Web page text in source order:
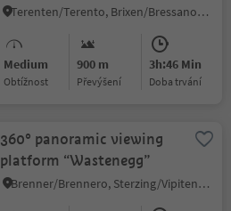
hut
Terenten/Terento, Brixen/Bressanone and environs
Medium
Obtížnost
900 m
Převýšení
3h:46 Min
doba trvání
360° panoramic viewing
platform “Wastenegg”
Brenner/Brennero, Sterzing/Vipiteno and environs